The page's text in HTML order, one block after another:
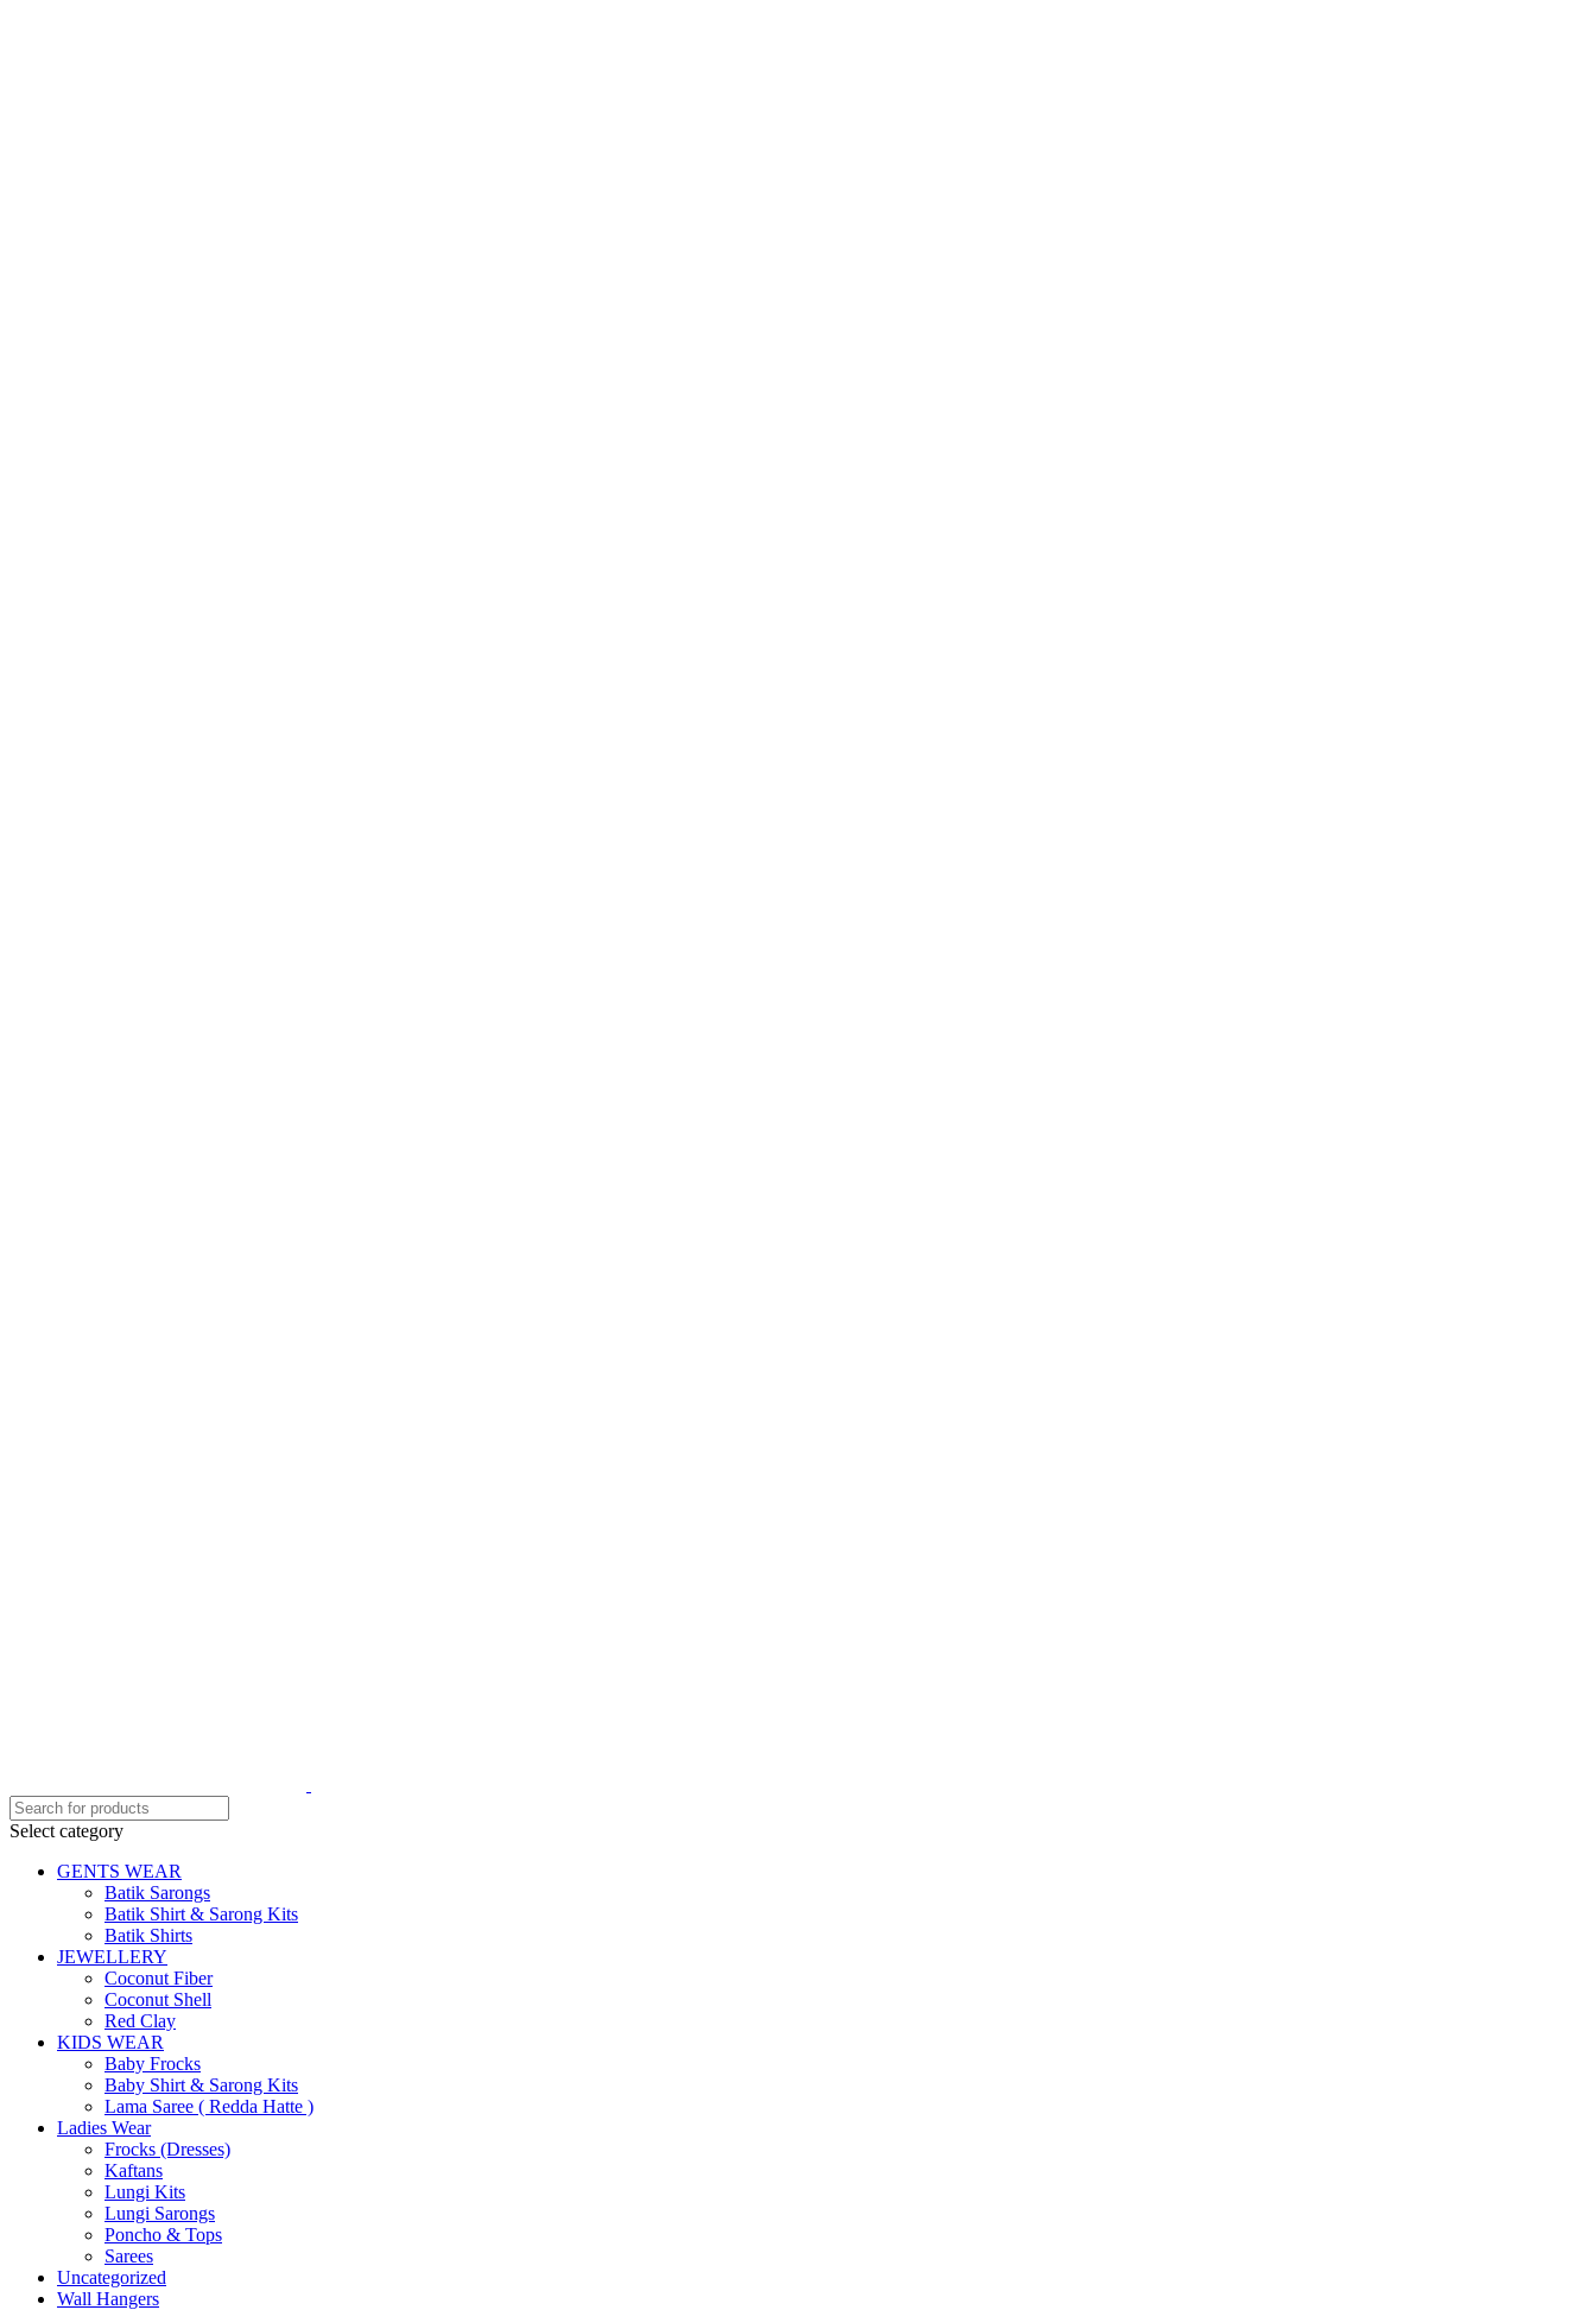
Select category
GENTS WEAR
Batik Sarongs
Batik Shirt & Sarong Kits
Batik Shirts
JEWELLERY
Coconut Fiber
Coconut Shell
Red Clay
KIDS WEAR
Baby Frocks
Baby Shirt & Sarong Kits
Lama Saree ( Redda Hatte )
Ladies Wear
Frocks (Dresses)
Kaftans
Lungi Kits
Lungi Sarongs
Poncho & Tops
Sarees
Uncategorized
Wall Hangers